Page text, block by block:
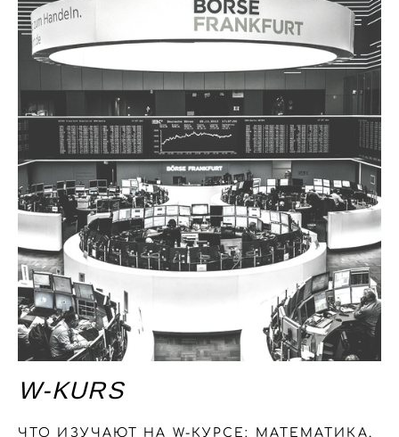
W-KURS
ЧТО ИЗУЧАЮТ НА W-КУРСЕ: МАТЕМАТИКА,